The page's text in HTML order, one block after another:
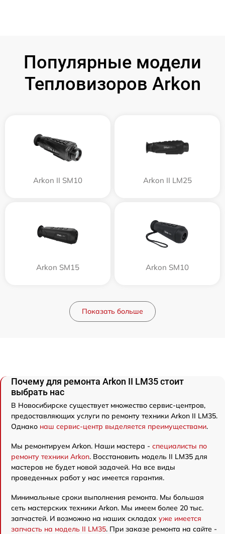
Популярные модели
Тепловизоров Arkon
Arkon II SM10 Arkon II LM25
Arkon SM15 Arkon SM10
Показать больше
Почему для ремонта Arkon II LM35 стоит
выбрать нас
В Новосибирске существует множество сервис-центров,
предоставляющих услуги по ремонту техники Arkon II LM35.
Однако наш сервис-центр выделяется преимуществами.
Мы ремонтируем Arkon. Наши мастера - специалисты по
ремонту техники Arkon. Восстановить модель II LM35 для
мастеров не будет новой задачей. На все виды
проведенных работ у нас имеется гарантия.
Минимальные сроки выполнения ремонта. Мы большая
сеть мастерских техники Arkon. Мы имеем более 20 тыс.
запчастей. И возможно на наших складах уже имеется
запчасть на модель II LM35. При заказе ремонта на сайте -